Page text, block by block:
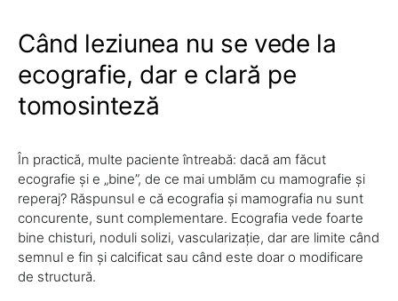
Când leziunea nu se vede la
ecografie, dar e clară pe
tomosinteză
În practică, multe paciente întreabă: dacă am făcut
ecografie și e „bine”, de ce mai umblăm cu mamografie și
reperaj? Răspunsul e că ecografia și mamografia nu sunt
concurente, sunt complementare. Ecografia vede foarte
bine chisturi, noduli solizi, vascularizație, dar are limite când
semnul e fin și calcificat sau când este doar o modificare
de structură.